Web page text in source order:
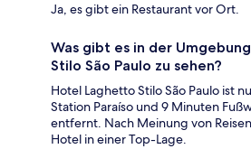
Ja, es gibt ein Restaurant vor Ort.
Was gibt es in der
Stilo São Paulo zu sehen?
Hotel Laghetto Stilo São Paulo ist
Station Paraíso und 9 Minuten
entfernt. Nach Meinung von
Hotel in einer Top-Lage.